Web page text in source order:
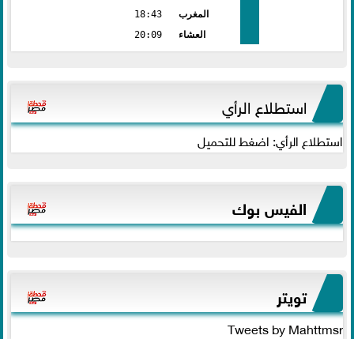
المغرب
18:43
العشاء
20:09
استطلاع الرأي
استطلاع الرأي: اضغط للتحميل
الفيس بوك
تويتر
Tweets by Mahttmsr